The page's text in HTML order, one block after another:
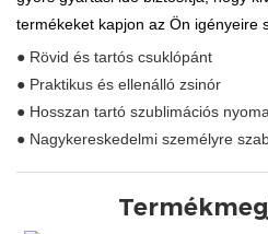
termékeket kapjon az Ön igényeire
● Rövid és tartós csuklópánt
● Praktikus és ellenálló zsinór
● Hosszan tartó szublimációs
● Nagykereskedelmi személyre